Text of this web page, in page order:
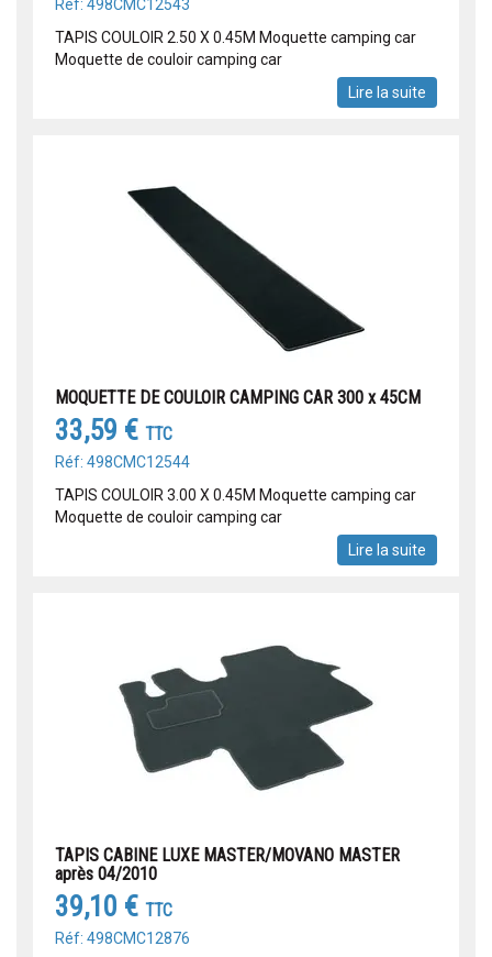
Réf: 498CMC12543
TAPIS COULOIR 2.50 X 0.45M Moquette camping car
Moquette de couloir camping car
Lire la suite
MOQUETTE DE COULOIR CAMPING CAR 300 x 45CM
33,59 € TTC
Réf: 498CMC12544
TAPIS COULOIR 3.00 X 0.45M Moquette camping car
Moquette de couloir camping car
Lire la suite
TAPIS CABINE LUXE MASTER/MOVANO MASTER
après 04/2010
39,10 € TTC
Réf: 498CMC12876